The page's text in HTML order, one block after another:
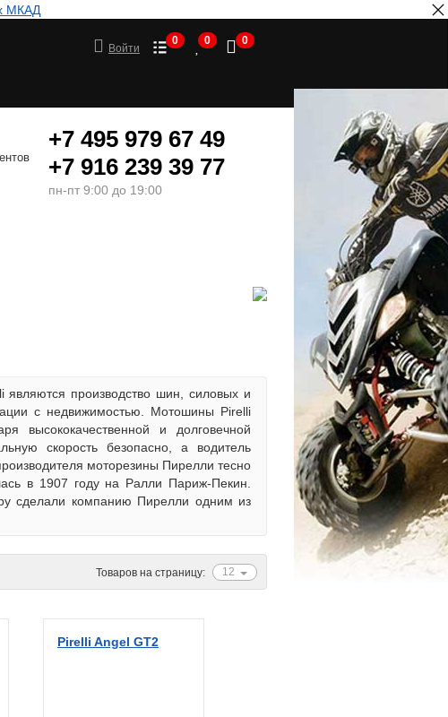
Войти
0 0 0
+7 495 979 67 49
+7 916 239 39 77
пн-пт 9:00 до 19:00
производство шин, силовых и
с недвижимостью. Мотошины Pirelli
высококачественной и долговечной
скорость безопасно, а водитель
моторезины Пирелли тесно
в 1907 году на Ралли Париж-Пекин.
сделали компанию Пирелли одним из
12
Товаров на страницу:
Pirelli Angel GT2